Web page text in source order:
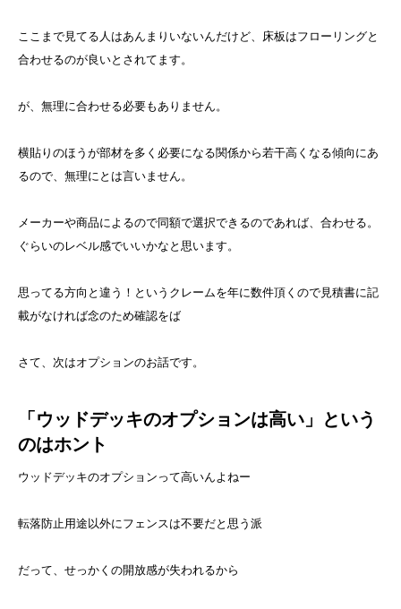
ここまで見てる人はあんまりいないんだけど、床板はフローリングと
合わせるのが良いとされてます。
が、無理に合わせる必要もありません。
横貼りのほうが部材を多く必要になる関係から若干高くなる傾向にあ
るので、無理にとは言いません。
メーカーや商品によるので同額で選択できるのであれば、合わせる。
ぐらいのレベル感でいいかなと思います。
思ってる方向と違う！というクレームを年に数件頂くので見積書に記
載がなければ念のため確認をば
さて、次はオプションのお話です。
「ウッドデッキのオプションは高い」という
のはホント
ウッドデッキのオプションって高いんよねー
転落防止用途以外にフェンスは不要だと思う派
だって、せっかくの開放感が失われるから